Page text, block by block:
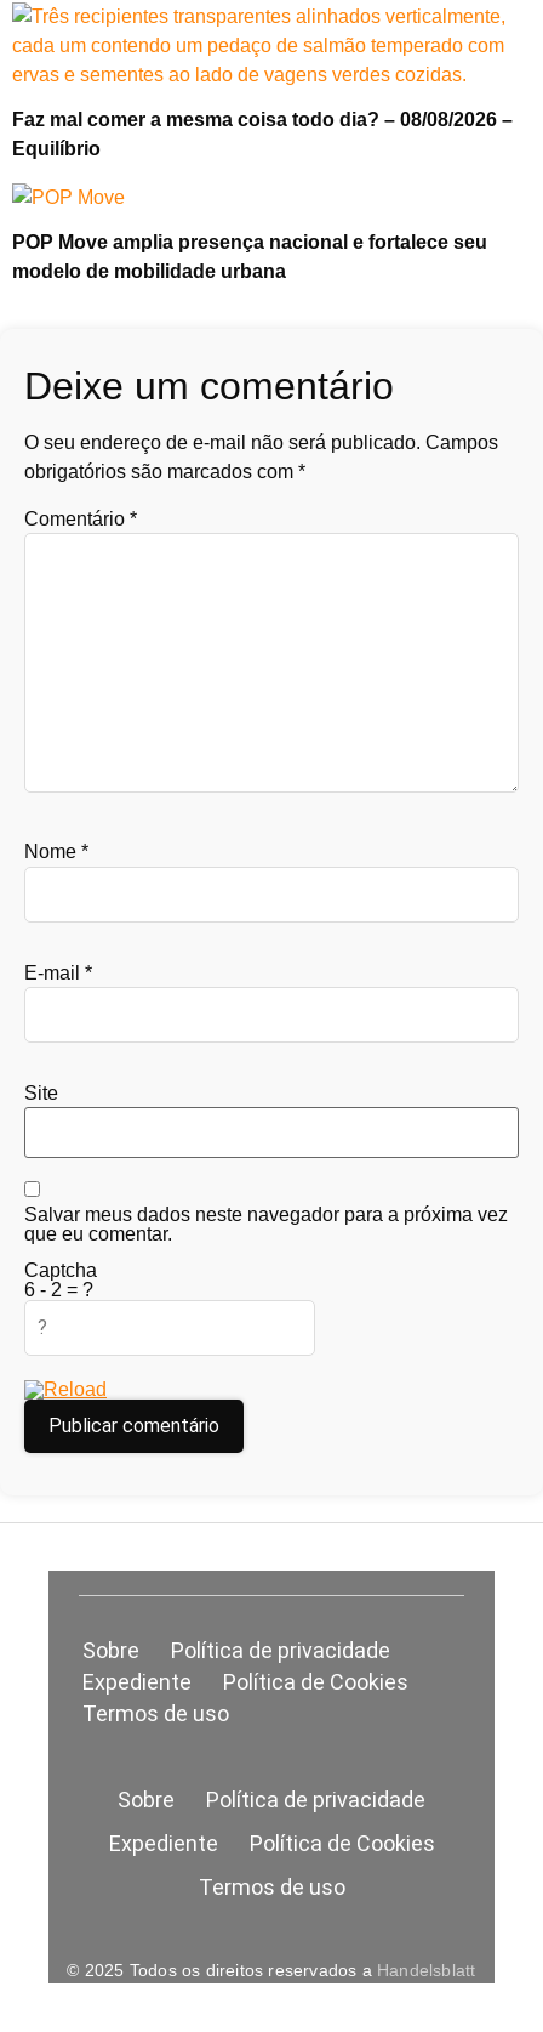
Faz mal comer a mesma coisa todo dia? – 08/08/2026 –
Equilíbrio
POP Move amplia presença nacional e fortalece seu
modelo de mobilidade urbana
Deixe um comentário
O seu endereço de e-mail não será publicado. Campos
obrigatórios são marcados com *
Comentário *
Nome *
E-mail *
Site
Salvar meus dados neste navegador para a próxima vez
que eu comentar.
Captcha
6 - 2 = ?
Sobre
Política de privacidade
Expediente
Política de Cookies
Termos de uso
Sobre
Política de privacidade
Expediente
Política de Cookies
Termos de uso
© 2025 Todos os direitos reservados a Handelsblatt